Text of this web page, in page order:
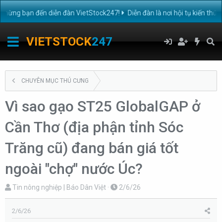
bạn đến diễn đàn VietStock247! Diễn đàn là nơi hội tụ kiến thức
VIETSTOCK247
CHUYÊN MỤC THÚ CƯNG
Vì sao gạo ST25 GlobalGAP ở
Cần Thơ (địa phận tỉnh Sóc
Trăng cũ) đang bán giá tốt
ngoài "chợ" nước Úc?
T
h
r
Tin nông nghiệp | Báo Dân Việt
N
g
2/6/26
2/6/26